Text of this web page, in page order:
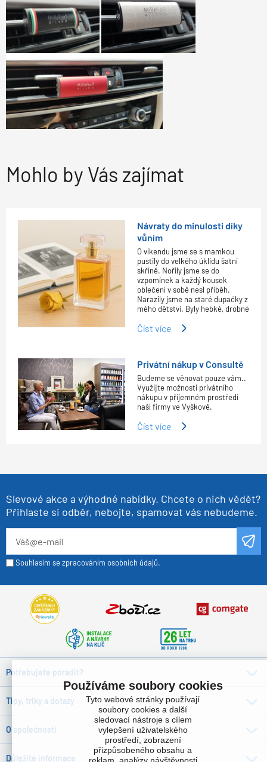
Mohlo by Vás zajímat
Návraty do minulosti díky
vůním
O víkendu jsme se s mamkou
pustily do velkého úklidu šatní
skříně. Nořily jsme se do
vzpomínek a každý kousek
oblečení v sobě nesl příběh.
Narazily jsme na staré dupačky z
mého dětství. Byly hebké, drobné
Číst více
Privátní nákup v Consultě
Budeme se věnovat pouze vám..
Využijte možnosti privátního
nákupu v příjemném prostředí
naší firmy ve Vyškově.
Číst více
Slevové akce a výhodné nabídky. Chcete o nich vědět?
Přihlaste si odběr, nebojte, spamovat vás nebudeme.
Souhlasím se zpracováním osobních údajů.
Potřebujete poradit?
Tipy, triky a dotazy
O společnosti
Důležité informace
Používáme soubory cookies
Tyto webové stránky používají
soubory cookies a další
sledovací nástroje s cílem
vylepšení uživatelského
prostředí, zobrazení
přizpůsobeného obsahu a